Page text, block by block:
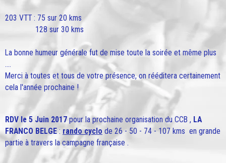
203 VTT : 75 sur 20 kms
128 sur 30 kms
La bonne humeur générale fut de mise toute la soirée et même plus
....
Merci à toutes et tous de votre présence, on rééditera certainement
cela l'année prochaine !
RDV le 5 Juin 2017 pour la prochaine organisation du CCB , LA
FRANCO BELGE: rando cyclo de 26 - 50 - 74 - 107 kms en grande
partie à travers la campagne française .